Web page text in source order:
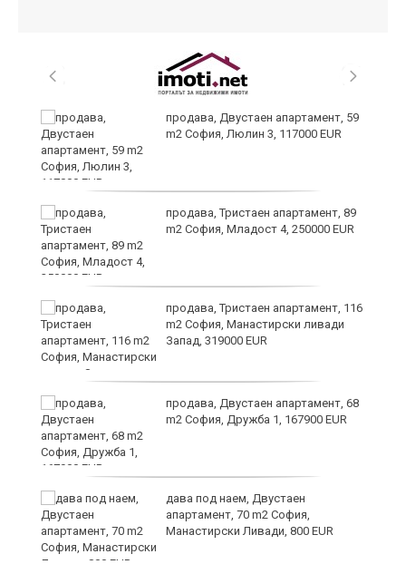
продава, Двустаен апартамент, 59
m2 София, Люлин 3, 117000 EUR
продава, Тристаен апартамент, 89
m2 София, Младост 4, 250000 EUR
продава, Тристаен апартамент, 116
m2 София, Манастирски ливади
Запад, 319000 EUR
продава, Двустаен апартамент, 68
m2 София, Дружба 1, 167900 EUR
дава под наем, Двустаен
апартамент, 70 m2 София,
Манастирски Ливади, 800 EUR